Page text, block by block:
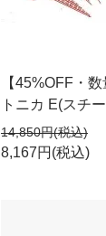
【45%OFF・
トニカ E(スチ
14,850円(税込)
8,167円(税込)